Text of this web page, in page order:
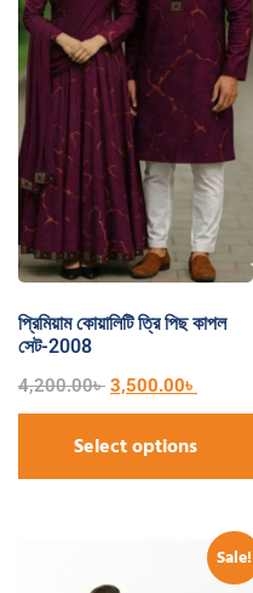
প্রিমিয়াম কোয়ালিটি ত্রি পিছ কাপল
সেট-2008
4,200.00৳ 3,500.00৳
Select options
Sale!